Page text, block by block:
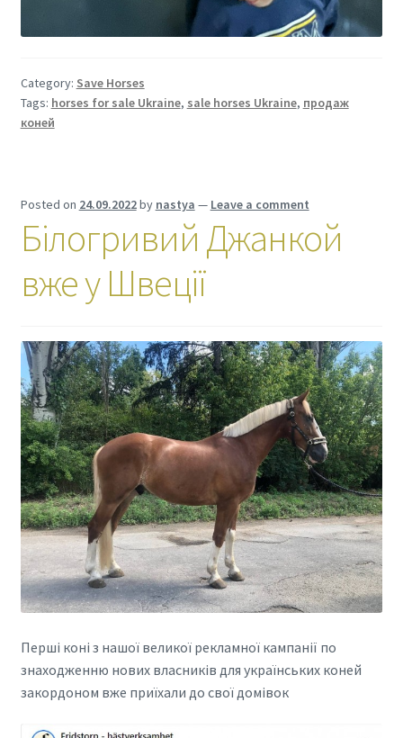
Category: Save Horses
Tags: horses for sale Ukraine, sale horses Ukraine, продаж
коней
Posted on 24.09.2022by nastya — Leave a comment
Білогривий Джанкой
вже у Швеції
Перші коні з нашої великої рекламної кампанії по
знаходженню нових власників для українських коней
закордоном вже приїхали до свої домівок